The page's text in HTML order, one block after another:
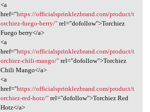
<a
href="https://officialsprinklezbrand.com/product/t
orchiez-fuego-berry/"rel="dofollow">Torchiez
Fuego berry</a>
<a
href="https://officialsprinklezbrand.com/product/t
orchiez-chili-mango/"rel="dofollow">Torchiez
Chili Mango</a>
<a
href="https://officialsprinklezbrand.com/product/t
orchiez-red-hotz/"rel="dofollow">Torchiez Red
Hotz</a>